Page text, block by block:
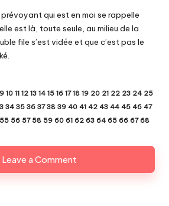
qui est en moi se rappelle
est là, toute seule, au milieu de la
file s’est vidée et que c’est pas le
9 10 11 12 13 14 15 16 17 18 19 20 21 22 23 24 25
34 35 36 37 38 39 40 41 42 43 44 45 46 47
55 56 57 58 59 60 61 62 63 64 65 66 67 68
Leave a Comment